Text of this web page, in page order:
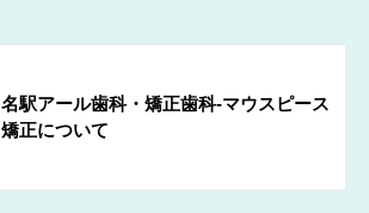
名駅アール歯科・矯正歯科-マウスピース
矯正について